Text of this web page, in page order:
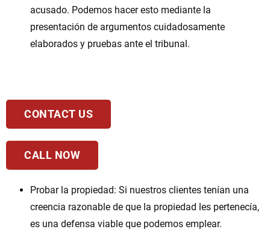
acusado. Podemos hacer esto mediante la
presentación de argumentos cuidadosamente
elaborados y pruebas ante el tribunal.
CONTACT US
CALL NOW
Probar la propiedad: Si nuestros clientes tenían una
creencia razonable de que la propiedad les pertenecía,
es una defensa viable que podemos emplear.